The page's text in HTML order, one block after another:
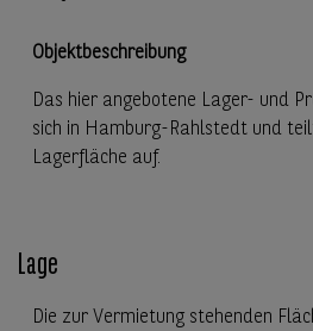
Objektbeschreibung
Das hier angebotene Lager- und
sich in Hamburg-Rahlstedt und
Lagerfläche auf.
Lage
Die zur Vermietung stehenden